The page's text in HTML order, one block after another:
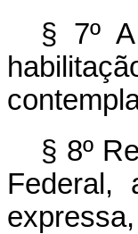
§ 7º
§ 8º
Federal,